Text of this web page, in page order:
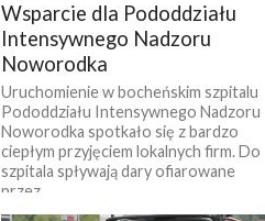
Wsparcie dla Pododdziału
Intensywnego Nadzoru
Noworodka
Uruchomienie w bocheńskim szpitalu
Pododdziału Intensywnego Nadzoru
Noworodka spotkało się z bardzo
ciepłym przyjęciem lokalnych firm. Do
szpitala spływają dary ofiarowane
przez...